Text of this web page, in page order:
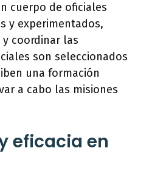
cuerpo de oficiales
y experimentados,
coordinar las
son seleccionados
una formación
a cabo las misiones
eficacia en